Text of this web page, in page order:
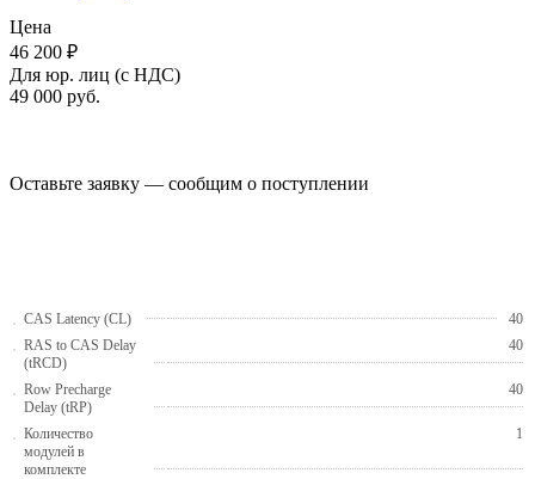
Цена
46 200 ₽
Для юр. лиц (с НДС)
49 000 руб.
Оставьте заявку — сообщим о поступлении
CAS Latency (CL)
40
RAS to CAS Delay
(tRCD)
40
Row Precharge
Delay (tRP)
40
Количество
модулей в
комплекте
1